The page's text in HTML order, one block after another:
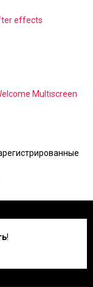
effects
Multiscreen
!